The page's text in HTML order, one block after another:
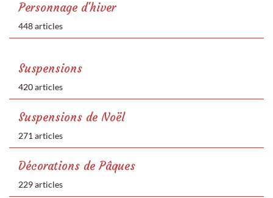
Personnage d'hiver
448 articles
Suspensions
420 articles
Suspensions de Noël
271 articles
Décorations de Pâques
229 articles